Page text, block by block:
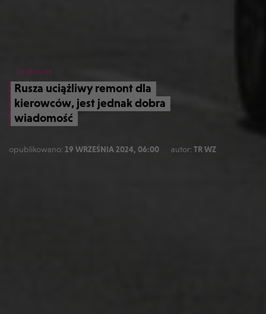
W MIEŚCIE
Rusza uciążliwy remont dla
kierowców, jest jednak dobra
wiadomość
opublikowano: 19 WRZEŚNIA 2024, 06:00 autor: TR WZ